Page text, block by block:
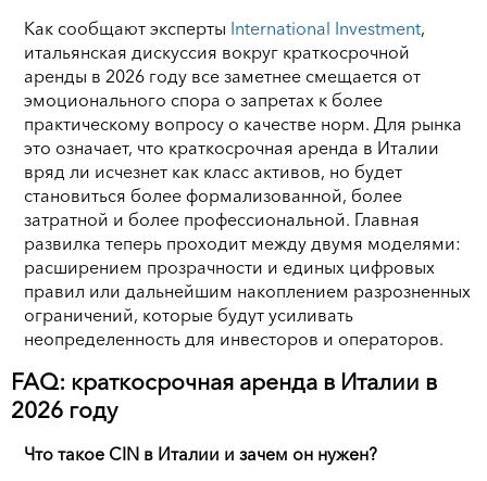
Как сообщают эксперты International Investment,
итальянская дискуссия вокруг краткосрочной
аренды в 2026 году все заметнее смещается от
эмоционального спора о запретах к более
практическому вопросу о качестве норм. Для рынка
это означает, что краткосрочная аренда в Италии
вряд ли исчезнет как класс активов, но будет
становиться более формализованной, более
затратной и более профессиональной. Главная
развилка теперь проходит между двумя моделями:
расширением прозрачности и единых цифровых
правил или дальнейшим накоплением разрозненных
ограничений, которые будут усиливать
неопределенность для инвесторов и операторов.
FAQ: краткосрочная аренда в Италии в
2026 году
Что такое CIN в Италии и зачем он нужен?